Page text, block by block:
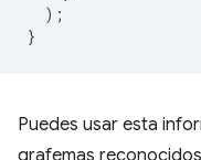
);
}
Puedes usar esta